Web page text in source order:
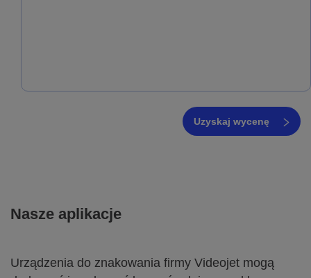
Uzyskaj wycenę
Nasze aplikacje
Urządzenia do znakowania firmy Videojet mogą